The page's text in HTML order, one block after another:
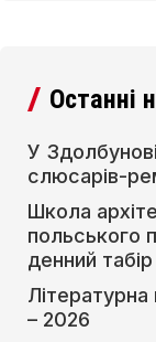
Останні
У
слюсарів-
Школа
польського
денний табір
– 2026